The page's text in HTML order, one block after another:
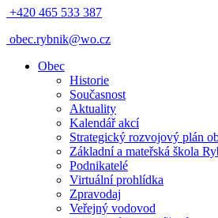
+420 465 533 387
obec.rybnik@wo.cz
Obec
Historie
Současnost
Aktuality
Kalendář akcí
Strategický rozvojový plán
Základní a mateřská škola
Podnikatelé
Virtuální prohlídka
Zpravodaj
Veřejný vodovod